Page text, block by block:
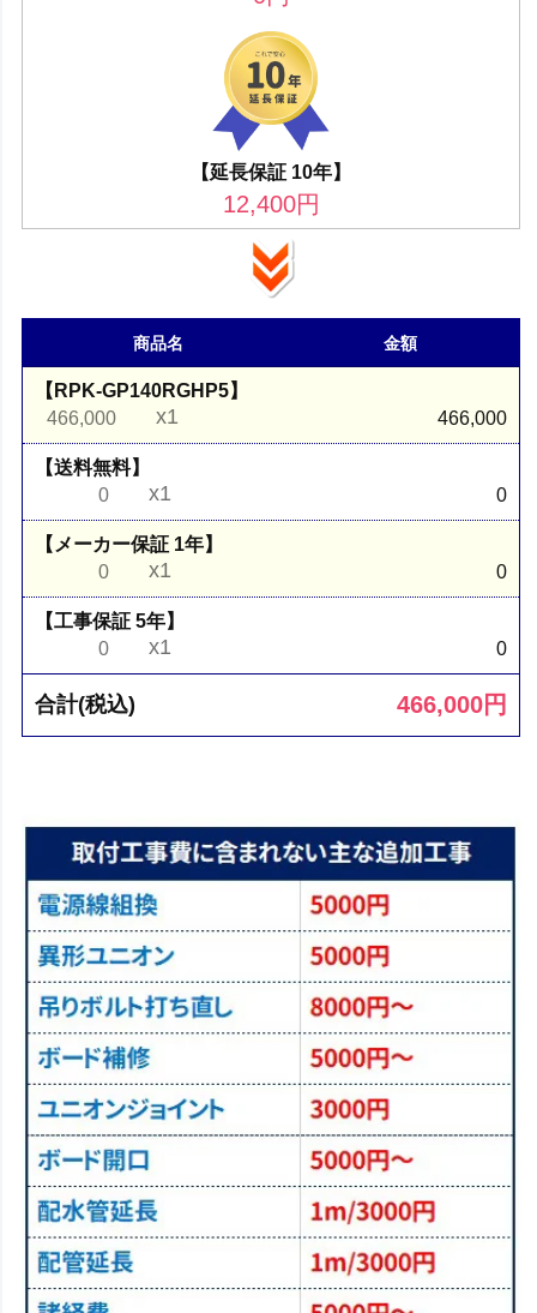
【延長保証 10年】
12,400円
商品名 金額
【RPK-GP140RGHP5】
466,000
x1 466,000
【送料無料】
0
x1 0
【メーカー保証 1年】
0
x1 0
【工事保証 5年】
0
x1 0
合計(税込) 466,000円